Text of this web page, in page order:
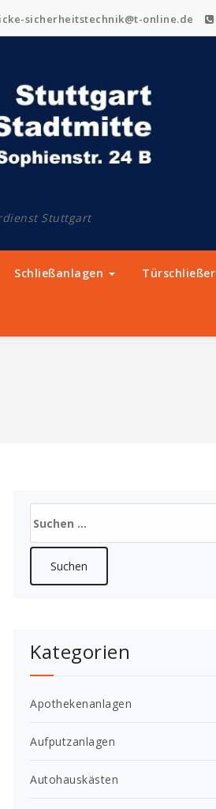
sicherheitstechnik@t-online.de
Stuttgart
Schließanlagen Türschließer
nach:
Kategorien
Apothekenanlagen
Aufputzanlagen
Autohauskästen